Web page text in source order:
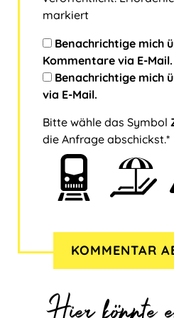
markiert
Benachrichtige mich
Kommentare via E-Mail.
Benachrichtige mich
via E-Mail.
Bitte wähle das Symbol
die Anfrage abschickst.*
ä
eHier könnte